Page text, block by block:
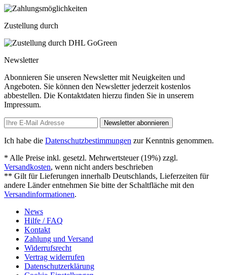
Zustellung durch
Newsletter
Abonnieren Sie unseren Newsletter mit Neuigkeiten und
Angeboten. Sie können den Newsletter jederzeit kostenlos
abbestellen. Die Kontaktdaten hierzu finden Sie in unserem
Impressum.
Newsletter abonnieren
Ich habe die Datenschutzbestimmungen zur Kenntnis genommen.
* Alle Preise inkl. gesetzl. Mehrwertsteuer (19%) zzgl.
Versandkosten, wenn nicht anders beschrieben
** Gilt für Lieferungen innerhalb Deutschlands, Lieferzeiten für
andere Länder entnehmen Sie bitte der Schaltfläche mit den
Versandinformationen.
News
Hilfe / FAQ
Kontakt
Zahlung und Versand
Widerrufsrecht
Vertrag widerrufen
Datenschutzerklärung